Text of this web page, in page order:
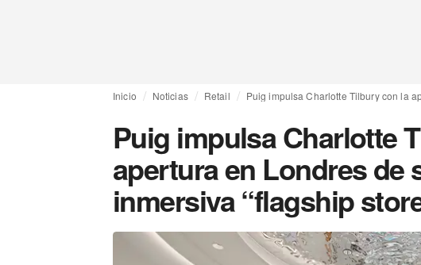
Inicio Noticias Retail Puig impulsa Charlotte Tilbury con la
Puig impulsa Charlotte
apertura en Londres de
inmersiva “flagship